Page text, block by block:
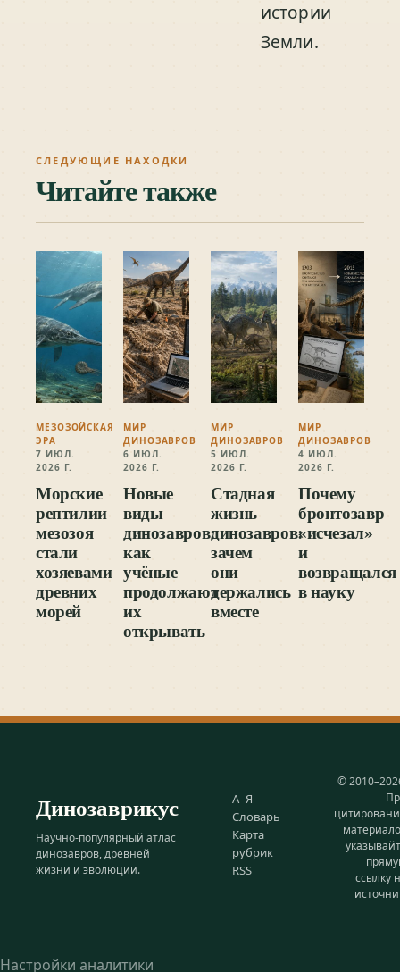
истории
Земли.
СЛЕДУЮЩИЕ НАХОДКИ
Читайте также
МЕЗОЗОЙСКАЯ
ЭРА
7 ИЮЛ.
2026 Г.
Морские
рептилии
мезозоя
стали
хозяевами
древних
морей
МИР
ДИНОЗАВРОВ
6 ИЮЛ.
2026 Г.
Новые
виды
динозавров:
как
учёные
продолжают
их
открывать
МИР
ДИНОЗАВРОВ
5 ИЮЛ.
2026 Г.
Стадная
жизнь
динозавров:
зачем
они
держались
вместе
МИР
ДИНОЗАВРОВ
4 ИЮЛ.
2026 Г.
Почему
бронтозавр
«исчезал»
и
возвращался
в науку
Динозаврикус
Научно-популярный атлас
динозавров, древней
жизни и эволюции.
А–Я
Словарь
Карта
рубрик
RSS
©
ссылку
Настройки аналитики